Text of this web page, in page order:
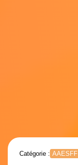
Catégorie : AAESFF